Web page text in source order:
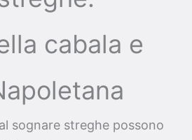
cabala e
sognare streghe possono